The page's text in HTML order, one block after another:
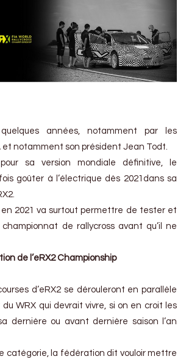
années, notamment par les
et notamment son président Jean Todt.
sa version mondiale définitive, le
goûter à l’électrique dès 2021dans sa
en 2021 va surtout permettre de tester et
de rallycross avant qu’il ne
de l’eRX2 Championship
d’eRX2 se dérouleront en parallèle
WRX qui devrait vivre, si on en croit les
dernière ou avant dernière saison l’an
catégorie, la fédération dit vouloir mettre